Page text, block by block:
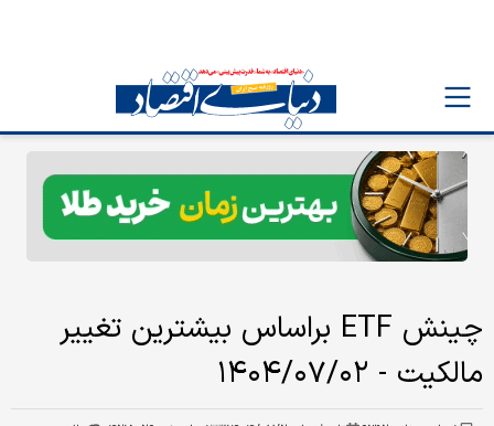
چینش ETF براساس بیشترین تغییر
مالکیت - ۱۴۰۴/۰۷/۰۲